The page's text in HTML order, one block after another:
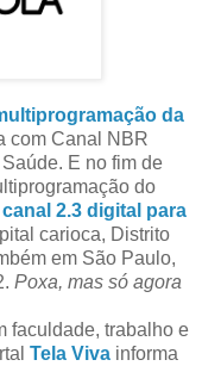
da
com Canal NBR
E no fim de
do
2.3 digital para
carioca, Distrito
em São Paulo,
Poxa, mas só agora
faculdade, trabalho e
Tela Viva informa